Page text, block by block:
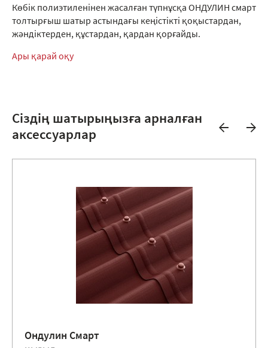
Көбік полиэтиленінен жасалған түпнұсқа ОНДУЛИН смарт
толтырғыш шатыр астындағы кеңістікті қоқыстардан,
жәндіктерден, құстардан, қардан қорғайды.
Ары қарай оқу
Сіздің шатырыңызға арналған
аксессуарлар
Ондулин Смарт